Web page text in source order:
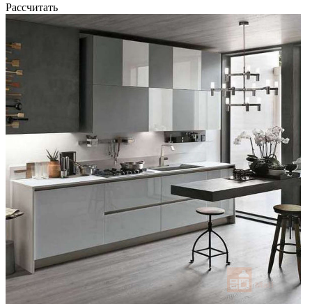
Рассчитать